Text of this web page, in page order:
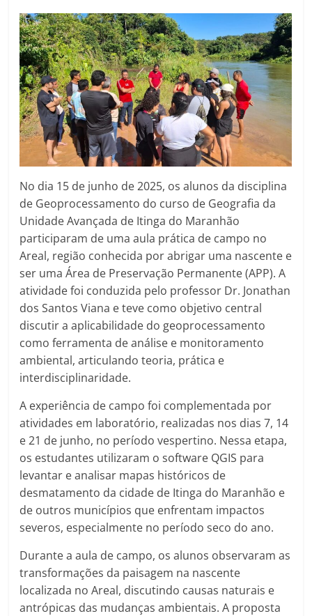
No dia 15 de junho de 2025, os alunos da disciplina
de Geoprocessamento do curso de Geografia da
Unidade Avançada de Itinga do Maranhão
participaram de uma aula prática de campo no
Areal, região conhecida por abrigar uma nascente e
ser uma Área de Preservação Permanente (APP). A
atividade foi conduzida pelo professor Dr. Jonathan
dos Santos Viana e teve como objetivo central
discutir a aplicabilidade do geoprocessamento
como ferramenta de análise e monitoramento
ambiental, articulando teoria, prática e
interdisciplinaridade.
A experiência de campo foi complementada por
atividades em laboratório, realizadas nos dias 7, 14
e 21 de junho, no período vespertino. Nessa etapa,
os estudantes utilizaram o software QGIS para
levantar e analisar mapas históricos de
desmatamento da cidade de Itinga do Maranhão e
de outros municípios que enfrentam impactos
severos, especialmente no período seco do ano.
Durante a aula de campo, os alunos observaram as
transformações da paisagem na nascente
localizada no Areal, discutindo causas naturais e
antrópicas das mudanças ambientais. A proposta